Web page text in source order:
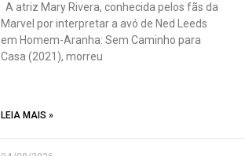
A atriz Mary Rivera, conhecida pelos fãs da
Marvel por interpretar a avó de Ned Leeds
em Homem-Aranha: Sem Caminho para
Casa (2021), morreu
LEIA MAIS »